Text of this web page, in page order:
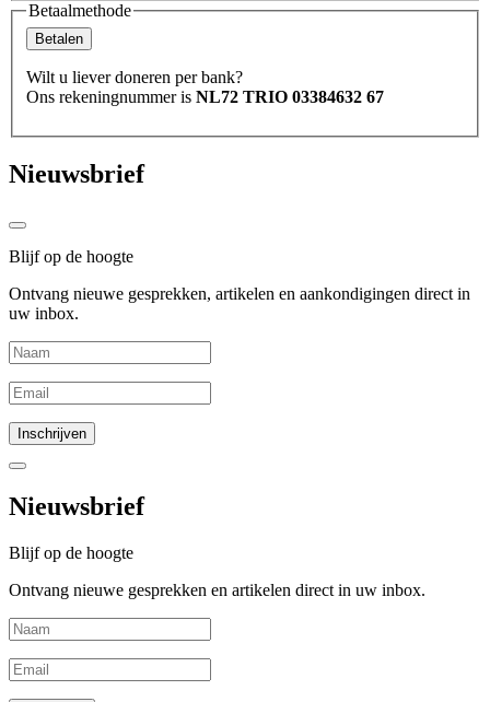
Betaalmethode
Betalen
Wilt u liever doneren per bank?
Ons rekeningnummer is NL72 TRIO 03384632 67
Nieuwsbrief
Blijf op de hoogte
Ontvang nieuwe gesprekken, artikelen en aankondigingen direct in
uw inbox.
Nieuwsbrief
Blijf op de hoogte
Ontvang nieuwe gesprekken en artikelen direct in uw inbox.